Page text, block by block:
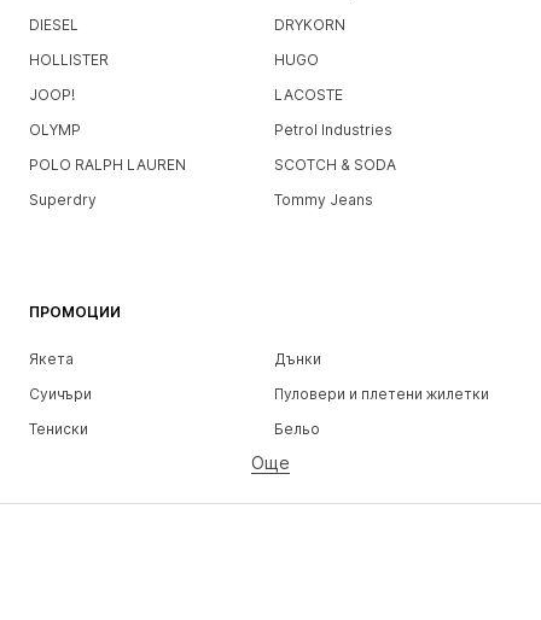
DIESEL
DRYKORN
HOLLISTER
HUGO
JOOP!
LACOSTE
OLYMP
Petrol Industries
POLO RALPH LAUREN
SCOTCH & SODA
Superdry
Tommy Jeans
ПРОМОЦИИ
Якета
Дънки
Суичъри
Пуловери и плетени жилетки
Тениски
Бельо
Ризи
Още